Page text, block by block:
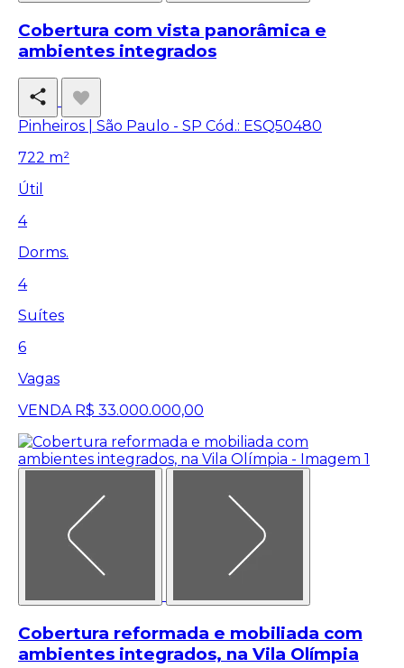
Cobertura com vista panorâmica e
ambientes integrados
Pinheiros | São Paulo - SP Cód.: ESQ50480
722 m²
Útil
4
Dorms.
4
Suítes
6
Vagas
VENDA R$ 33.000.000,00
Cobertura reformada e mobiliada com
ambientes integrados, na Vila Olímpia